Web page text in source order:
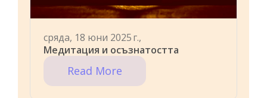
сряда, 18 юни 2025 г.,
Медитация и осъзнатостта
Read More